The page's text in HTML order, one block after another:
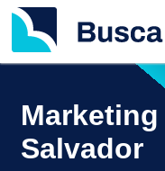
Salvador